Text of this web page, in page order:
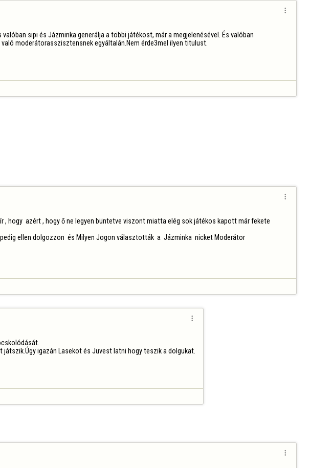

sipi és Jázminka generálja a többi játékost, már a megjelenésével. És valóban
moderátorasszisztensnek egyáltalán.Nem érde3mel ilyen titulust.

hogy  azért , hogy ő ne legyen büntetve viszont miatta elég sok játékos kapott már fekete
ellen dolgozzon  és Milyen Jogon választották  a  Jázminka  nicket Moderátor

igazán Lasekot és Juvest latni hogy teszik a dolgukat.
